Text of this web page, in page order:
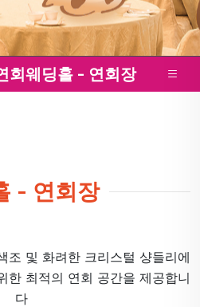
회웨딩홀 - 연회장
- 연회장
조 및 화려한 크리스털 샹들리에
한 최적의 연회 공간을 제공합니
다